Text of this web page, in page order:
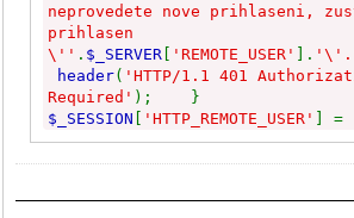
neprovedete nove prihlaseni,
prihlasen
\'' . $_SERVER 'REMOTE_USER' ].
header( 'HTTP/1.1 401
Required' );
}
$_SESSION
'HTTP_REMOTE_USER'
] =
$_SERVER['REMOTE_USER']; echo
equiv="refresh"